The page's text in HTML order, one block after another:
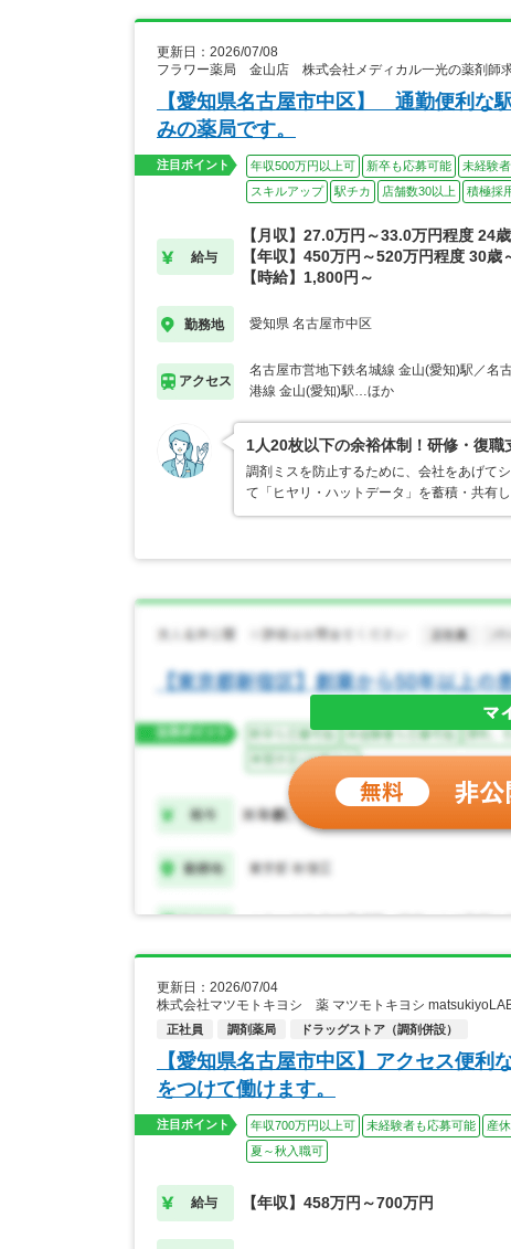
更新日：2026/07/08
フラワー薬局 金山店 株式会社メディカル一光の薬剤師
【愛知県名古屋市中区】 通勤便利な
みの薬局です。
注目ポイント 年収500万円以上可 新卒も応募可能 未経験
スキルアップ
駅チカ 店舗数30以上 積極採
給与
【月収】27.0万円～33.0万円程度 24
【年収】450万円～520万円程度 30歳
【時給】1,800円～
勤務地 愛知県 名古屋市中区
アクセス
名古屋市営地下鉄名城線 金山(愛知)駅／名
港線 金山(愛知)駅…ほか
1人20枚以下の余裕体制！研修・復職
調剤ミスを防止するために、会社をあげて
て「ヒヤリ・ハットデータ」を蓄積・共有
更新日：2026/07/04
株式会社マツモトキヨシ 薬 マツモトキヨシ
正社員 調剤薬局 ドラッグストア（調剤併設）
【愛知県名古屋市中区】アクセス便利
をつけて働けます。
注目ポイント 年収700万円以上可 未経験者も応募可能 産
夏～秋入職可
給与 【年収】458万円～700万円